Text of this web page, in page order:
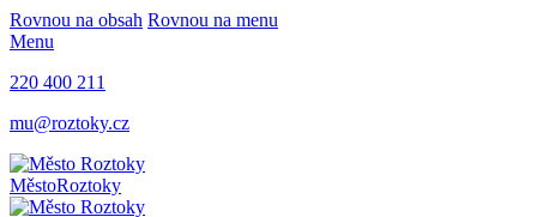
Rovnou na obsah Rovnou na menu
Menu
220 400 211
mu@roztoky.cz
MěstoRoztoky